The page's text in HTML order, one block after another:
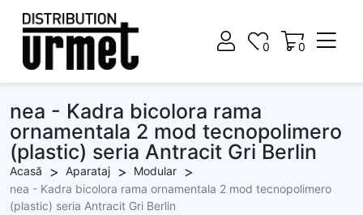
0
0 0
nea - Kadra bicolora rama
ornamentala 2 mod tecnopolimero
(plastic) seria Antracit Gri Berlin
Acasă Aparataj
Modular
nea - Kadra bicolora rama ornamentala 2 mod tecnopolimero
(plastic) seria Antracit Gri Berlin